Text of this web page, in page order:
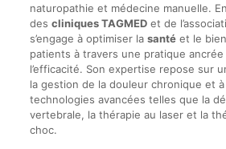
naturopathie et médecine manuelle.
des cliniques TAGMEDet de
s’engage à optimiser la santéet le
patients à travers une pratique ancrée
l’efficacité. Son expertise repose sur
la gestion de la douleur chronique et à
technologies avancées telles que la
vertebrale, la thérapie au laser et la
choc.